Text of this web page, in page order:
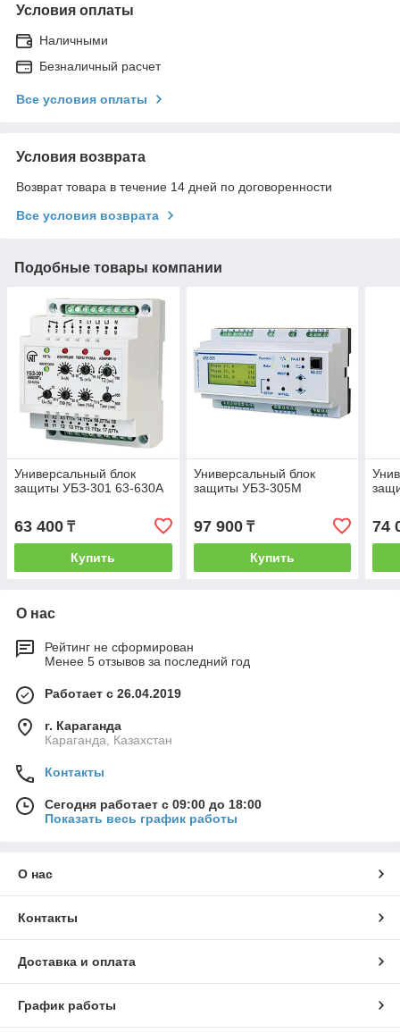
Условия оплаты
Наличными
Безналичный расчет
Все условия оплаты
Условия возврата
Возврат товара в течение 14 дней по договоренности
Все условия возврата
Подобные товары компании
Универсальный блок
защиты УБЗ-301 63-630А
63 400 ₸
Купить
Универсальный блок
защиты УБЗ-305М
97 900₸
Купить
74
О нас
Рейтинг не сформирован
Менее 5 отзывов за последний год
Работает с 26.04.2019
г. Караганда
Караганда, Казахстан
Контакты
Сегодня работает с 09:00 до 18:00
Показать весь график работы
О нас
Контакты
Доставка и оплата
График работы